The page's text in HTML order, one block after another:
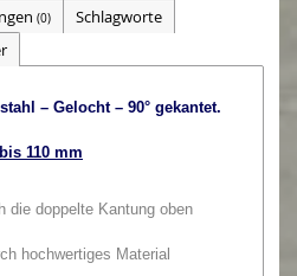
(0)
Schlagworte
– Gelocht – 90° gekantet.
110 mm
die doppelte Kantung oben
hochwertiges Material